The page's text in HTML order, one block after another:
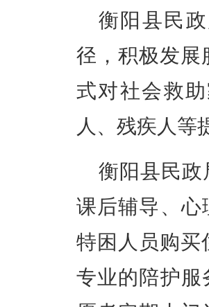
衡阳县民
径，积极发展
式对社会救
人、残疾人等
衡阳县民政
课后辅导、心
特困人员购买
专业的陪护服